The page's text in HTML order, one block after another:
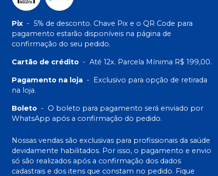
Pix - 5% de desconto. Chave Pix e o QR Code para
pagamento estarão disponíveis na página de
confirmação do seu pedido.
Cartão de crédito - Até 12x. Parcela Mínima R$ 199,00.
Pagamento na loja - Exclusivo para opção de retirada
na loja.
Boleto - O boleto para pagamento será enviado por
WhatsApp após a confirmação do pedido.
Nossas vendas são exclusivas para profissionais da saúde
devidamente habilitados. Por isso, o pagamento e envio
só são realizados após a confirmação dos dados
cadastrais e dos itens que constam no pedido. Fique